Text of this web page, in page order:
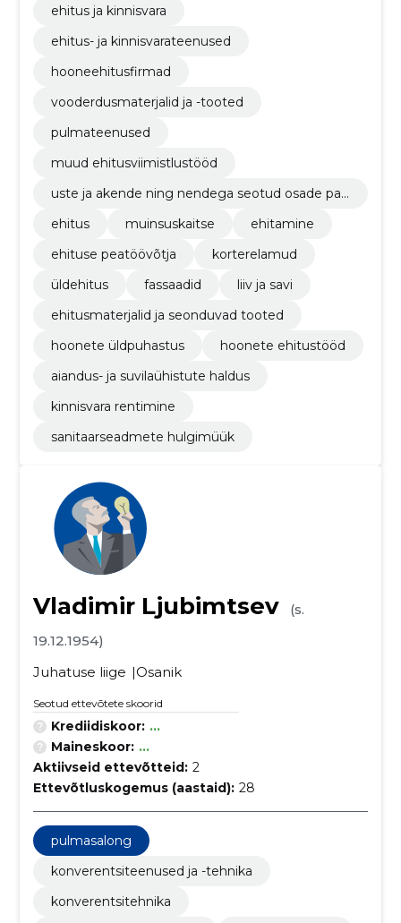
ehitus ja kinnisvara
ehitus- ja kinnisvarateenused
hooneehitusfirmad
vooderdusmaterjalid ja -tooted
pulmateenused
muud ehitusviimistlustööd
uste ja akende ning nendega seotud osade pai
ehitus
muinsuskaitse
ehitamine
ehituse peatöövõtja
korterelamud
üldehitus
fassaadid
liiv ja savi
ehitusmaterjalid ja seonduvad tooted
hoonete üldpuhastus
hoonete ehitustööd
aiandus- ja suvilaühistute haldus
kinnisvara rentimine
sanitaarseadmete hulgimüük
Vladimir Ljubimtsev
(s.
19.12.1954)
Juhatuse liige
Osanik
Seotud ettevõtete skoorid
Krediidiskoor: ...
Maineskoor: ...
Aktiivseid ettevõtteid: 2
Ettevõtluskogemus (aastaid): 28
pulmasalong
konverentsiteenused ja -tehnika
konverentsitehnika